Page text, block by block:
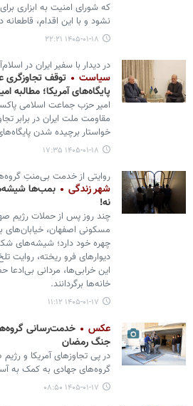
که شورای امنیت به ابزاری
نشود و با این اقدام،
۱۴۰۵-۰۱-۱۸ ۲۲:۲۱
در دیدار با سفیر ایران در
سیاست
توقف تجاوزگری
پایگاه‌های آمریکا؛ مطالبه
امیر حزب جماعت اسلامی
مقاومت ملت ایران در برابر
خواستار برچیده شدن
۱۴۰۵-۰۱-۱۸ ۱۷:۳۵
روایتی از خدمت بی‌منتِ
شهر زندگی
بمب‌ها
نه!
چند روز پس از حملات رژیم
مسکونی اصفهان، خیابان‌های
چهره خود دارد؛ شیشه‌های
دیوارهای فرو ریخته، روایت
این خرابی‌ها، مردانی بی‌ادعا
خانه‌ها برگردانند.
۱۴۰۵-۰۱-۱۷ ۱۱:۱۲
عکس
خدمت‌رسانی
جنگ رمضان
در پی تجاوزهای آمریکا و
گروه‌های جهادی به کمک به
۱۴۰۵-۰۱-۱۷ ۰۸:۵۰